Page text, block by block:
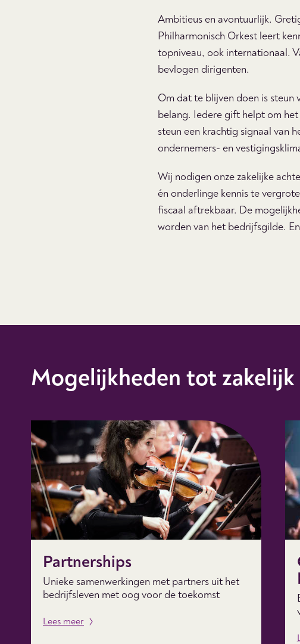
Ambitieus en avontuurlijk.
Philharmonisch Orkest leert
topniveau, ook internationaal.
bevlogen dirigenten.
Om dat te blijven doen is steun
belang. Iedere gift helpt om
steun een krachtig signaal van
ondernemers- en
Wij nodigen onze zakelijke
én onderlinge kennis te
fiscaal aftrekbaar. De
worden van het bedrijfsgilde.
Mogelijkheden tot zakelijk
Partnerships
Unieke samenwerkingen met partners uit het
bedrijfsleven met oog voor de toekomst
Lees meer